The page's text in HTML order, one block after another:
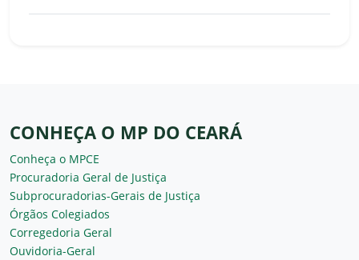
CONHEÇA O MP DO CEARÁ
Conheça o MPCE
Procuradoria Geral de Justiça
Subprocuradorias-Gerais de Justiça
Órgãos Colegiados
Corregedoria Geral
Ouvidoria-Geral